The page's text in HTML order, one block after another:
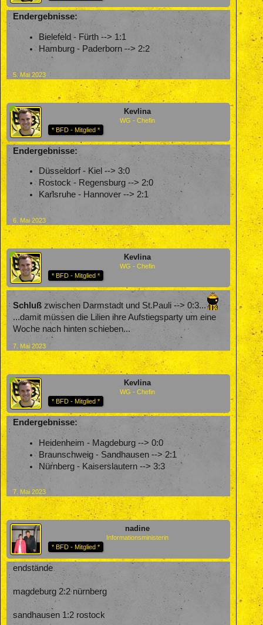
Endergebnisse:
Bielefeld - Fürth --> 1:1
Hamburg - Paderborn --> 2:2
5. Mai 2023
Kevlina
WG - Chefin
* BFD - Mitglied *
Endergebnisse:
Düsseldorf - Kiel --> 3:0
Rostock - Regensburg --> 2:0
Karlsruhe - Hannover --> 2:1
6. Mai 2023
Kevlina
WG - Chefin
* BFD - Mitglied *
Schluß zwischen Darmstadt und St.Pauli --> 0:3...
...damit müssen die Lilien ihre Aufstiegsparty um eine
Woche nach hinten schieben...
7. Mai 2023
Kevlina
WG - Chefin
* BFD - Mitglied *
Endergebnisse:
Heidenheim - Magdeburg --> 0:0
Braunschweig - Sandhausen --> 2:1
Nürnberg - Kaiserslautern --> 3:3
7. Mai 2023
nadine
Informationsministerin
* BFD - Mitglied *
endstände
magdeburg 2:2 nürnberg
sandhausen 1:2 rostock